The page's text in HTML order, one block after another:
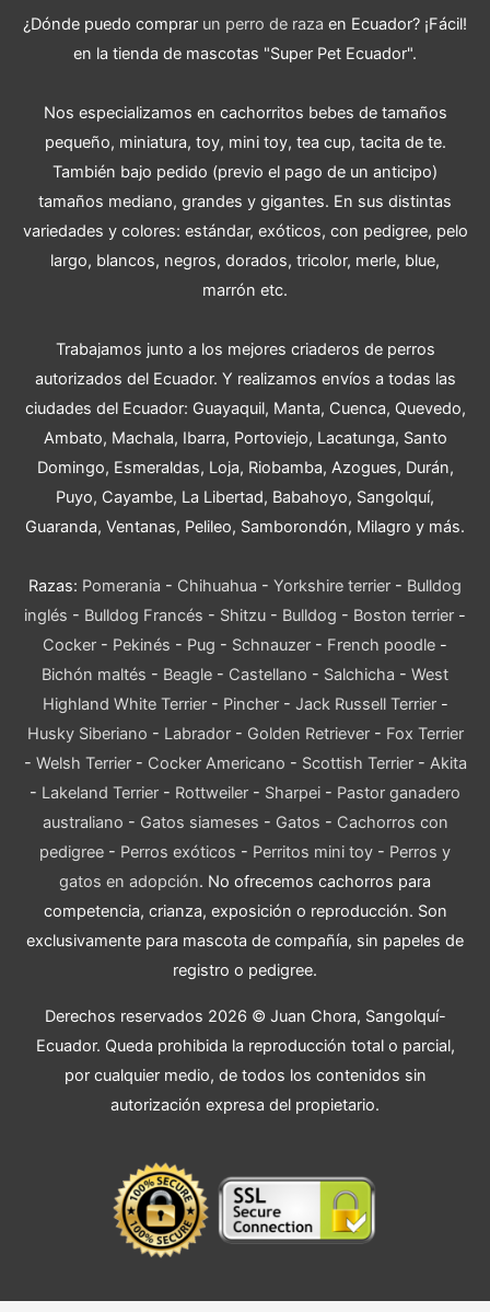
¿Dónde puedo comprar un perro de raza en Ecuador? ¡Fácil!
en la tienda de mascotas "Super Pet Ecuador".
Nos especializamos en cachorritos bebes de tamaños
pequeño, miniatura, toy, mini toy, tea cup, tacita de te.
También bajo pedido (previo el pago de un anticipo)
tamaños mediano, grandes y gigantes. En sus distintas
variedades y colores: estándar, exóticos, con pedigree, pelo
largo, blancos, negros, dorados, tricolor, merle, blue,
marrón etc.
Trabajamos junto a los mejores criaderos de perros
autorizados del Ecuador. Y realizamos envíos a todas las
ciudades del Ecuador: Guayaquil, Manta, Cuenca, Quevedo,
Ambato, Machala, Ibarra, Portoviejo, Lacatunga, Santo
Domingo, Esmeraldas, Loja, Riobamba, Azogues, Durán,
Puyo, Cayambe, La Libertad, Babahoyo, Sangolquí,
Guaranda, Ventanas, Pelileo, Samborondón, Milagro y más.
Razas: Pomerania - Chihuahua - Yorkshire terrier - Bulldog
inglés - Bulldog Francés - Shitzu - Bulldog - Boston terrier -
Cocker - Pekinés - Pug - Schnauzer - French poodle -
Bichón maltés - Beagle - Castellano - Salchicha - West
Highland White Terrier- Pincher- Jack Russell Terrier-
Husky Siberiano - Labrador- Golden Retriever- Fox Terrier
- Welsh Terrier- Cocker Americano - Scottish Terrier- Akita
- Lakeland Terrier - Rottweiler - Sharpei - Pastor ganadero
australiano - Gatos siameses - Gatos - Cachorros con
pedigree - Perros exóticos - Perritos mini toy - Perros y
gatos en adopción. No ofrecemos cachorros para
competencia, crianza, exposición o reproducción. Son
exclusivamente para mascota de compañía, sin papeles de
registro o pedigree.
Derechos reservados 2026 © Juan Chora, Sangolquí-
Ecuador. Queda prohibida la reproducción total o parcial,
por cualquier medio, de todos los contenidos sin
autorización expresa del propietario.